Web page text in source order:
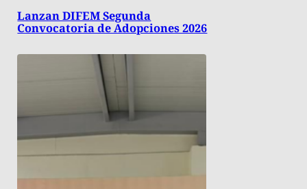
Lanzan DIFEM Segunda
Convocatoria de Adopciones 2026